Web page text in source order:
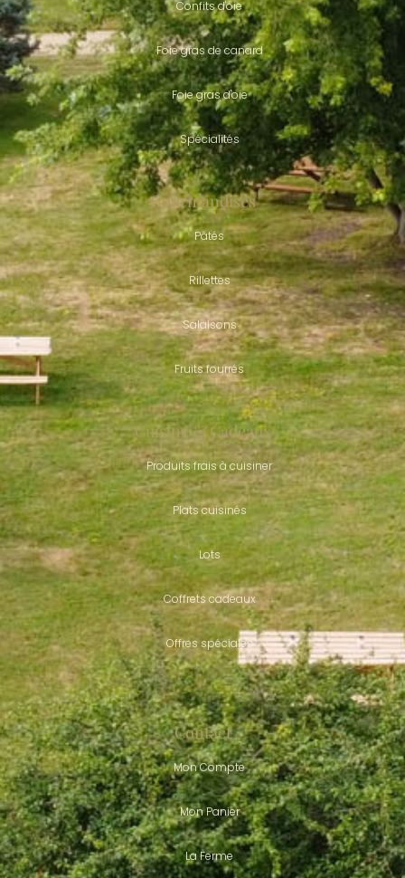
Confits d'oie
Foie gras de canard
Foie gras d'oie
Spécialités
Gourmandises
Pâtés
Rillettes
Salaisons
Fruits fourrés
Cuisine & Cadeaux
Produits frais à cuisiner
Plats cuisinés
Lots
Coffrets cadeaux
Offres spéciales
Contact
Mon Compte
Mon Panier
La Ferme